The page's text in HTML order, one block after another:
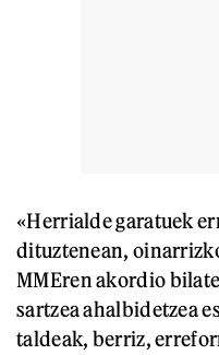
«Herrialde garatuek
dituztenean,
MMEren akordio
sartzea ahalbidetzea
taldeak, berriz,